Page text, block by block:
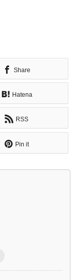
Share
Hatena
RSS
Pin it